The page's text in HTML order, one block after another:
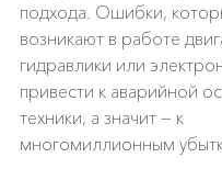
подхода. Ошибки,
возникают в работе
гидравлики или
привести к аварийной
техники, а значит — к
многомиллионным